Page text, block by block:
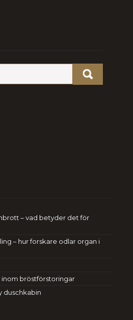
– vad betyder det för
– hur forskare odlar organ i
inom bröstförstoringar
duschkabin